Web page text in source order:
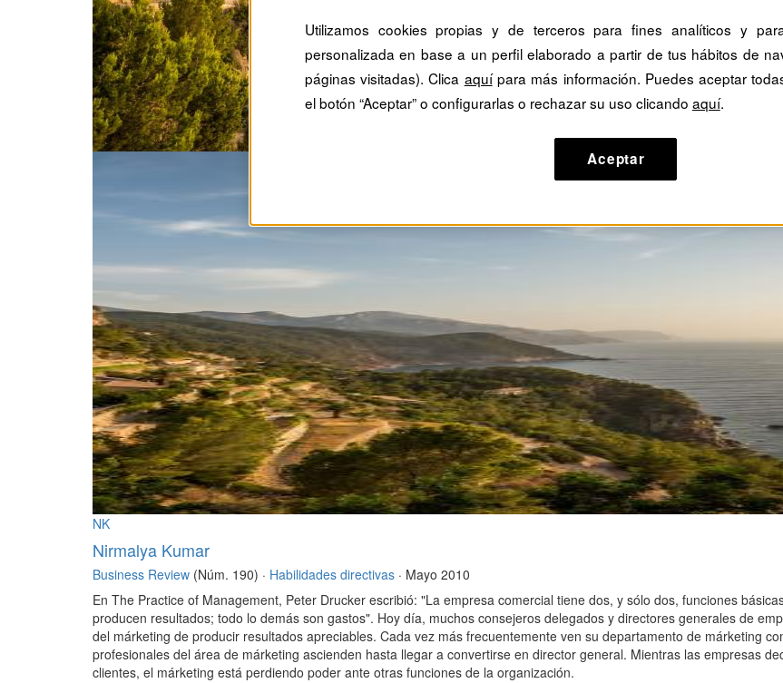
NK
Nirmalya Kumar
Business Review (Núm. 190) · Habilidades directivas · Mayo 2010
En The Practice of Management, Peter Drucker escribió: "La empresa comercial tiene dos, y sólo dos, funciones
producen resultados; todo lo demás son gastos". Hoy día, muchos consejeros delegados y directores generales de
del márketing de producir resultados apreciables. Cada vez más frecuentemente ven su departamento de márketing
profesionales del área de márketing ascienden hasta llegar a convertirse en director general. Mientras las empresas
clientes, el márketing está perdiendo poder ante otras funciones de la organización.
Utilizamos cookies propias y de terceros para fines analíticos y
personalizada en base a un perfil elaborado a partir de tus hábitos de
páginas visitadas). Clica aquípara más información. Puedes aceptar
el botón “Aceptar” o configurarlas o rechazar su uso clicando aquí.
Aceptar